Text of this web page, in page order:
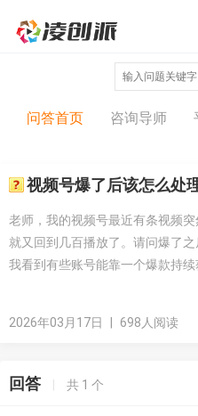
问答中心
问答首页 咨询导师
视频号爆了后该怎么处
老师，我的视频号最近有条视频
就又回到几百播放了。请问爆了
我看到有些账号能靠一个爆款持
2026年03月17日 698人阅读
回答 | 共 1 个